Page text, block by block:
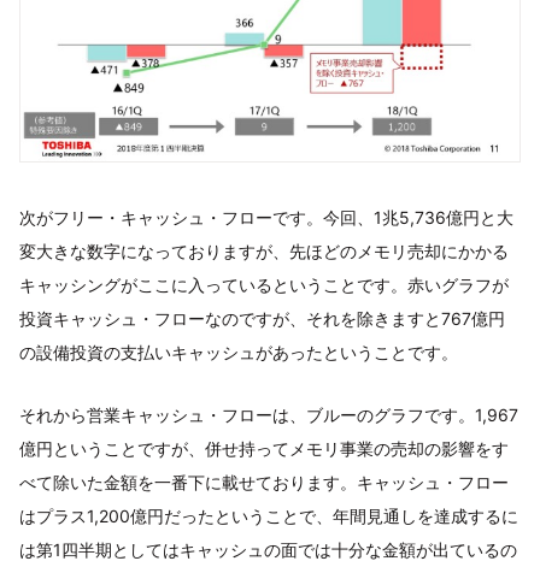
次がフリー・キャッシュ・フローです。今回、1兆5,736億円と大
変大きな数字になっておりますが、先ほどのメモリ売却にかかる
キャッシングがここに入っているということです。赤いグラフが
投資キャッシュ・フローなのですが、それを除きますと767億円
の設備投資の支払いキャッシュがあったということです。
それから営業キャッシュ・フローは、ブルーのグラフです。1,967
億円ということですが、併せ持ってメモリ事業の売却の影響をす
べて除いた金額を一番下に載せております。キャッシュ・フロー
はプラス1,200億円だったということで、年間見通しを達成するに
は第1四半期としてはキャッシュの面では十分な金額が出ているの